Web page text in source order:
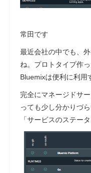
常田です
最近会社の中でも、
ね。プロトタイプ作
Bluemixは便利に利用
完全にマネージドサ
っても少し分かりづ
「サービスのステー